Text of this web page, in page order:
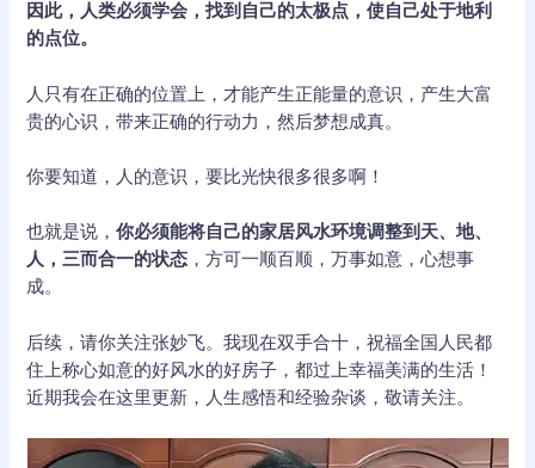
因此，人类必须学会，找到自己的太极点，使自己处于地利
的点位。
人只有在正确的位置上，才能产生正能量的意识，产生大富
贵的心识，带来正确的行动力，然后梦想成真。
你要知道，人的意识，要比光快很多很多啊！
也就是说，你必须能将自己的家居风水环境调整到天、地、
人，三而合一的状态 ，方可一顺百顺，万事如意，心想事
成。
后续，请你关注张妙飞。我现在双手合十，祝福全国人民都
住上称心如意的好风水的好房子，都过上幸福美满的生活！
近期我会在这里更新，人生感悟和经验杂谈，敬请关注。